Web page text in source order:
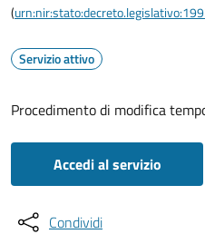
(
Servizio attivo
Procedimento di modifica
Accedi al servizio
Condividi